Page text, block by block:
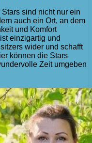
sind nicht nur ein
auch ein Ort, an dem
und Komfort
einzigartig und
wider und schafft
können die Stars
Zeit umgeben